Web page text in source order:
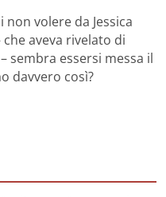
volere da Jessica
che aveva rivelato di
sembra essersi messa il
davvero così?